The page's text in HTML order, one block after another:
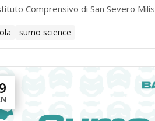
Comprensivo di San Severo Milis
sumo science